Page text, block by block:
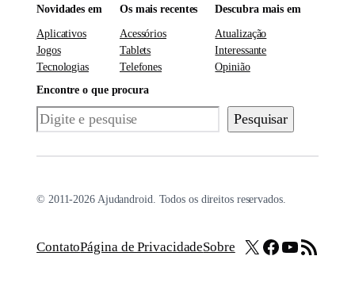
Novidades em
Aplicativos
Jogos
Tecnologias
Os mais recentes
Acessórios
Tablets
Telefones
Descubra mais em
Atualização
Interessante
Opinião
Encontre o que procura
Pesquisar Pesquisar
© 2011-2026 Ajudandroid. Todos os direitos reservados.
ContatoPágina de PrivacidadeSobre X Facebook
Youtube
Feed RSS